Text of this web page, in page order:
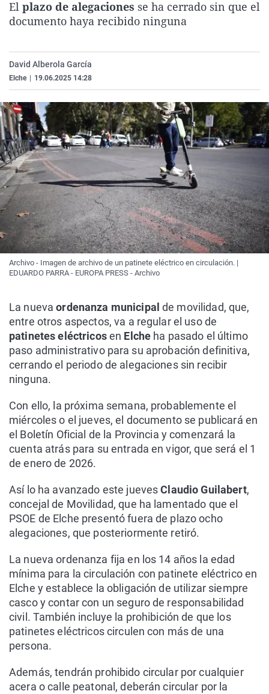
La rosa de los vientos
Como el perro y el
Caso
Equipo de
Extremadura
La Rioja
País Vasco
Virales
Elecciones
El plazo de alegaciones se ha cerrado sin que el
documento haya recibido ninguna
David Alberola García
Elche 19.06.2025 14:28
Archivo - Imagen de archivo de un patinete eléctrico en circulación. |
EDUARDO PARRA - EUROPA PRESS - Archivo
La nueva ordenanza municipal de movilidad, que,
entre otros aspectos, va a regular el uso de
patinetes eléctricosen Elche ha pasado el último
paso administrativo para su aprobación definitiva,
cerrando el periodo de alegaciones sin recibir
ninguna.
Con ello, la próxima semana, probablemente el
miércoles o el jueves, el documento se publicará en
el Boletín Oficial de la Provincia y comenzará la
cuenta atrás para su entrada en vigor, que será el 1
de enero de 2026.
Así lo ha avanzado este juevesClaudio Guilabert,
concejal de Movilidad, que ha lamentado que el
PSOE de Elche presentó fuera de plazo ocho
alegaciones, que posteriormente retiró.
La nueva ordenanza fija en los 14 años la edad
mínima para la circulación con patinete eléctrico en
Elche y establece la obligación de utilizar siempre
casco y contar con un seguro de responsabilidad
civil. También incluye la prohibición de que los
patinetes eléctricos circulen con más de una
persona.
Además, tendrán prohibido circular por cualquier
acera o calle peatonal, deberán circular por la